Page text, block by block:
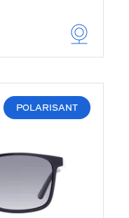
POLARISANT